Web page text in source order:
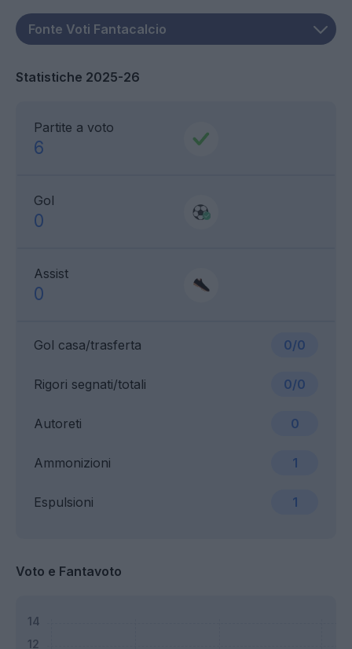
Statistiche 2025-26
Partite a voto
6
Gol
0
Assist
0
Gol casa/trasferta 0/0
Ammonizioni 1
Rigori segnati/totali 0/0
Espulsioni 1
Autoreti 0
Voto e Fantavoto